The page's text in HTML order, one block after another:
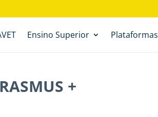
Ensino Superior Plataformas
+